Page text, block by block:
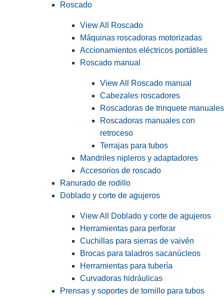
Roscado
View All Roscado
Máquinas roscadoras motorizadas
Accionamientos eléctricos portátiles
Roscado manual
View All Roscado manual
Cabezales roscadores
Roscadoras de trinquete manuales
Roscadoras manuales con
retroceso
Terrajas para tubos
Mandriles nipleros y adaptadores
Accesorios de roscado
Ranurado de rodillo
Doblado y corte de agujeros
View All Doblado y corte de agujeros
Herramientas para perforar
Cuchillas para sierras de vaivén
Brocas para taladros sacanúcleos
Herramientas para tubería
Curvadoras hidráulicas
Prensas y soportes de tornillo para tubos